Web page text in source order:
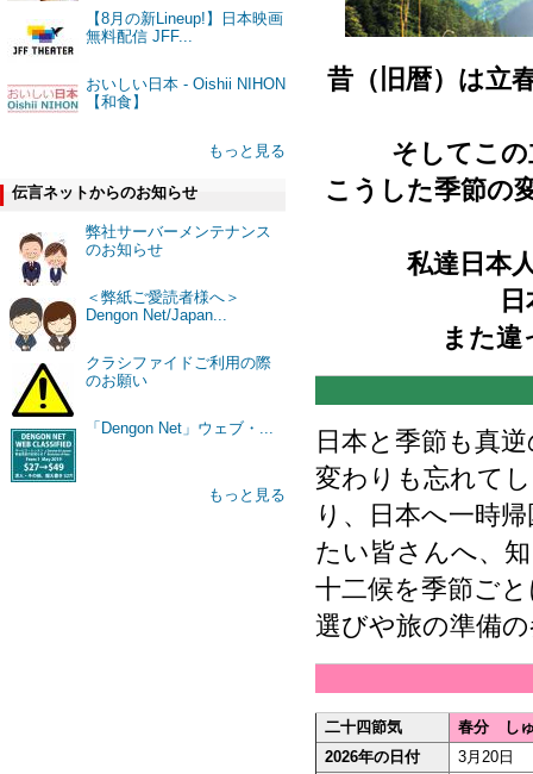
【8月の新Lineup!】日本映画
無料配信 JFF...
おいしい日本 - Oishii NIHON
【和食】
もっと見る
伝言ネットからのお知らせ
弊社サーバーメンテナンス
のお知らせ
＜弊紙ご愛読者様へ＞
Dengon Net/Japan...
クラシファイドご利用の際
のお願い
「Dengon Net」ウェブ・...
もっと見る
昔（旧暦）は立
そしてこ
こうした季節の
私達日本
また
日本と季節も真
変わりも忘れて
り、日本へ一時
たい皆さんへ、
十二候を季節ご
選びや旅の準備
二十四節気
春分 し
2026年の日付
3月20日